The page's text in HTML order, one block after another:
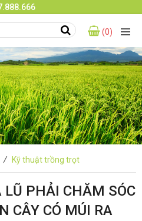
(0)
/ Kỹ thuật trồng trọt
PHẢI CHĂM SÓC
CÂY CÓ MÚI RA